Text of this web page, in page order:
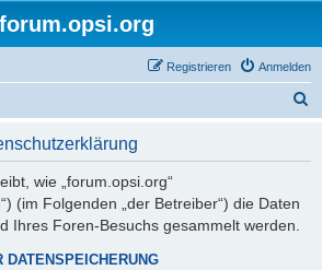
forum.opsi.org
Anmelden
Registrieren
wie „forum.opsi.org“
(im Folgenden „der Betreiber“) die Daten
Ihres Foren-Besuchs gesammelt werden.
DATENSPEICHERUNG